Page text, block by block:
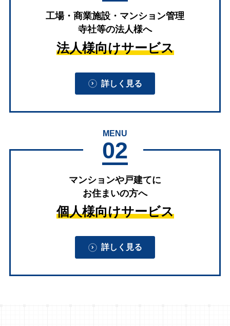
工場・商業施設・マンション管理
寺社等の法人様へ
法人様向けサービス
詳しく見る
MENU
02
マンションや戸建てに
お住まいの方へ
個人様向けサービス
詳しく見る